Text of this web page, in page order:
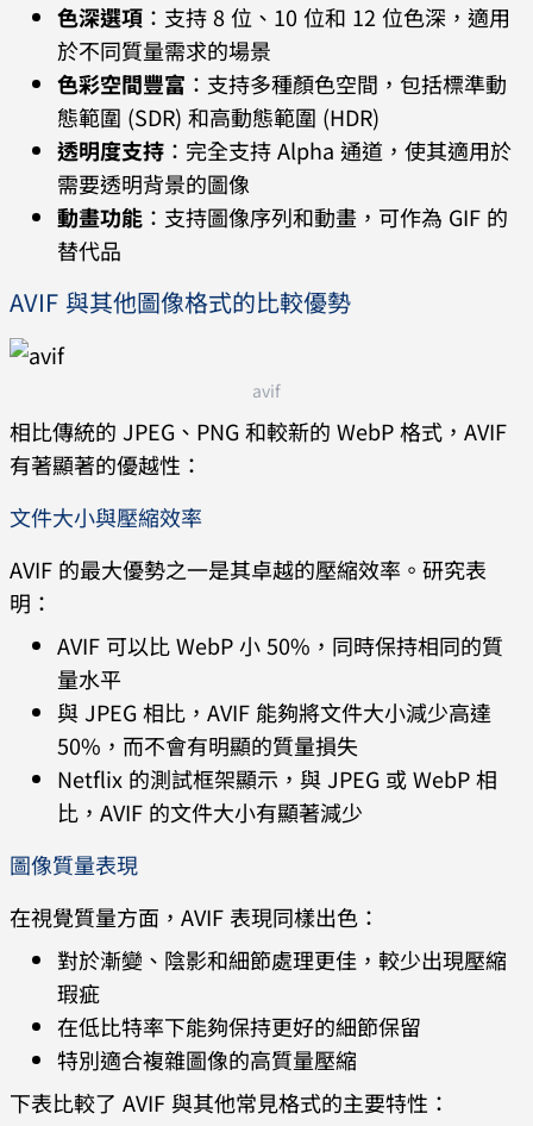
色深選項 ：支持 8 位、10 位和 12 位色深，適用
於不同質量需求的場景
色彩空間豐富 ：支持多種顏色空間，包括標準動
態範圍 (SDR) 和高動態範圍 (HDR)
透明度支持 ：完全支持 Alpha 通道，使其適用於
需要透明背景的圖像
動畫功能 ：支持圖像序列和動畫，可作為 GIF 的
替代品
AVIF 與其他圖像格式的比較優勢
avif
相比傳統的 JPEG、PNG 和較新的 WebP 格式，AVIF
有著顯著的優越性：
文件大小與壓縮效率
AVIF 的最大優勢之一是其卓越的壓縮效率。研究表
明：
AVIF 可以比 WebP 小 50%，同時保持相同的質
量水平
與 JPEG 相比，AVIF 能夠將文件大小減少高達
50%，而不會有明顯的質量損失
Netflix 的測試框架顯示，與 JPEG 或 WebP 相
比，AVIF 的文件大小有顯著減少
圖像質量表現
在視覺質量方面，AVIF 表現同樣出色：
對於漸變、陰影和細節處理更佳，較少出現壓縮
瑕疵
在低比特率下能夠保持更好的細節保留
特別適合複雜圖像的高質量壓縮
下表比較了 AVIF 與其他常見格式的主要特性：